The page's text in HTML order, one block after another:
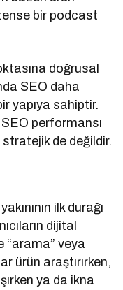
bir podcast
doğrusal
SEO daha
yapıya sahiptir.
performansı
stratejik de değildir.
ilk durağı
dijital
“arama” veya
ürün araştırırken,
ya da ikna